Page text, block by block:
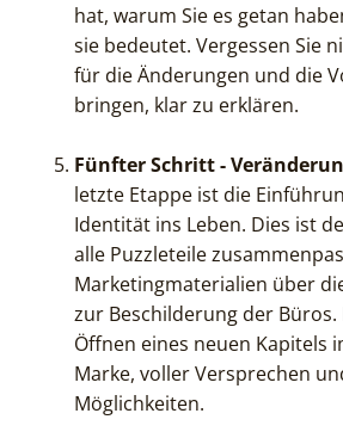
hat, warum Sie es getan
sie bedeutet. Vergessen Sie
für die Änderungen und die
bringen, klar zu erklären.
Fünfter Schritt -
letzte Etappe ist die
Identität ins Leben. Dies ist
alle Puzzleteile
Marketingmaterialien über
zur Beschilderung der Büros.
Öffnen eines neuen Kapitels
Marke, voller Versprechen
Möglichkeiten.